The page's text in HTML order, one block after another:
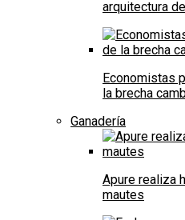
arquitectura
Economistas
la brecha
Ganadería
Apure realiza
mautes